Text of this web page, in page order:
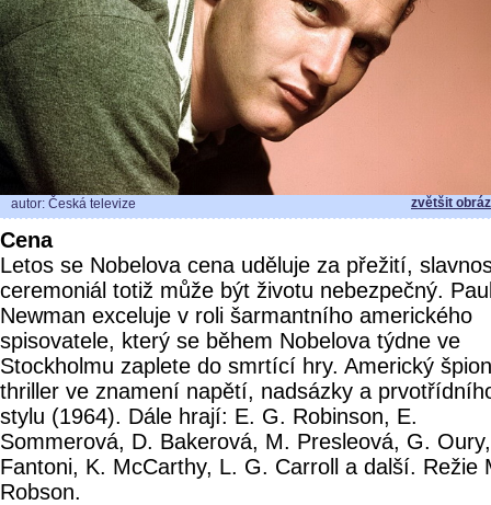
autor: Česká televize zvětšit
Cena
Letos se Nobelova cena uděluje za přežití,
ceremoniál totiž může být životu nebezpečný.
Newman exceluje v roli šarmantního amerického
spisovatele, který se během Nobelova týdne ve
Stockholmu zaplete do smrtící hry. Americký
thriller ve znamení napětí, nadsázky a
stylu (1964). Dále hrají: E. G. Robinson, E.
Sommerová, D. Bakerová, M. Presleová, G.
Fantoni, K. McCarthy, L. G. Carroll a další. Režie
Robson.